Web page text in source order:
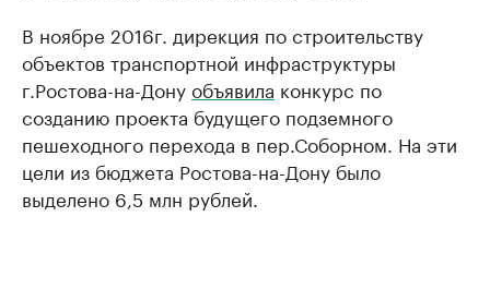
В ноябре 2016г. дирекция по строительству
объектов транспортной инфраструктуры
г.Ростова-на-Донуобъявила конкурс по
созданию проекта будущего подземного
пешеходного перехода в пер.Соборном. На эти
цели из бюджета Ростова-на-Дону было
выделено 6,5 млн рублей.